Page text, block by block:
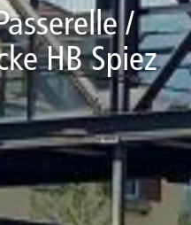
/
HB Spiez